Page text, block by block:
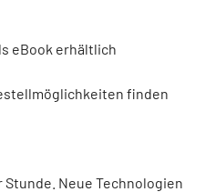
eBook erhältlich
finden
Neue Technologien